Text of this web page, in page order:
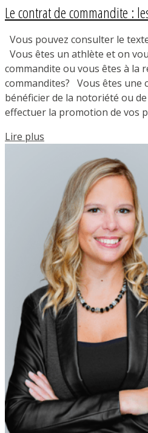
Le contrat de commandite :
Vous pouvez consulter le
Vous êtes un athlète et on
commandite ou vous êtes à la
commandites? Vous êtes une
bénéficier de la notoriété ou
effectuer la promotion de vos
Lire plus